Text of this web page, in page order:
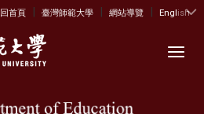
:::
回首頁 | 臺灣師範大學 | 網站導覽 | English